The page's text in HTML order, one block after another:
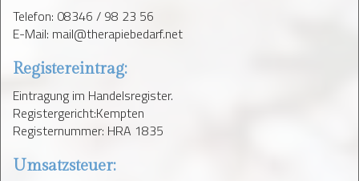
Telefon: 08346 / 98 23 56
E-Mail: mail@therapiebedarf.net
Registereintrag:
Eintragung im Handelsregister.
Registergericht:Kempten
Registernummer: HRA 1835
Umsatzsteuer: